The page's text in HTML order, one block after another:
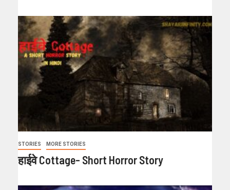
STORIES MORE STORIES
हाईवे Cottage- Short Horror Story